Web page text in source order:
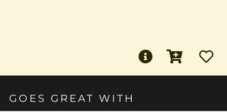
GOES GREAT WITH